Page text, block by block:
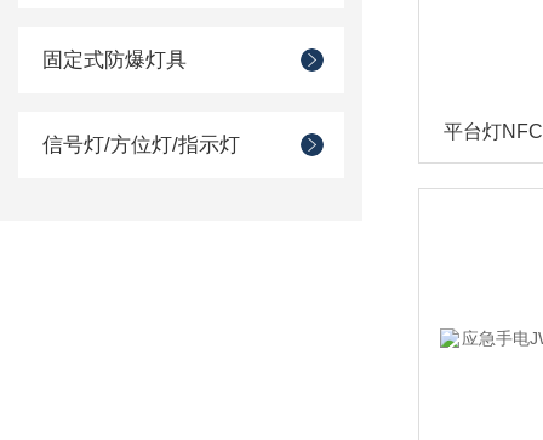
固定式防爆灯具
信号灯/方位灯/指示灯